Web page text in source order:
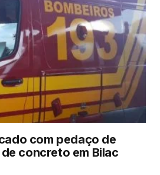
com pedaço de
concreto em Bilac